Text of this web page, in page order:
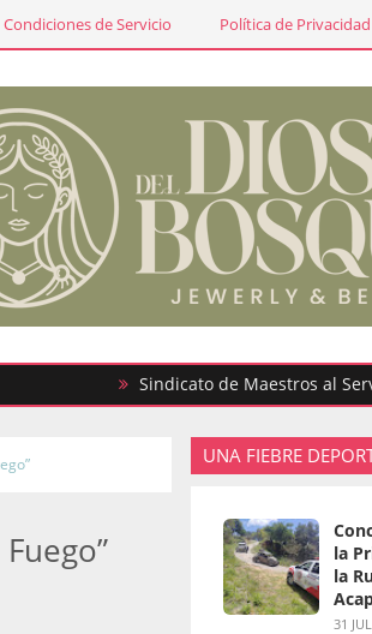
Condiciones de Servicio Política de Privacidad
Sindicato de Maestros al Servicio
UNA FIEBRE
la
la
31